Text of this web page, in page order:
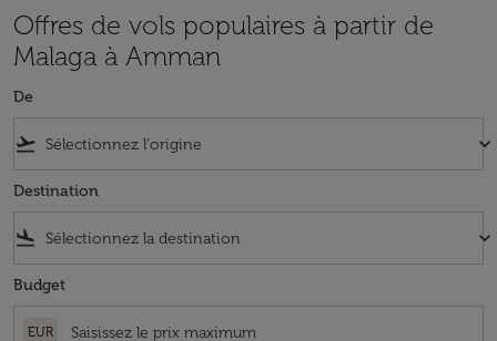
Offres de vols populaires à partir de
Malaga à Amman
De
flight_takeoff keyboard_arrow_down
Destination
flight_land keyboard_arrow_down
Budget
EUR